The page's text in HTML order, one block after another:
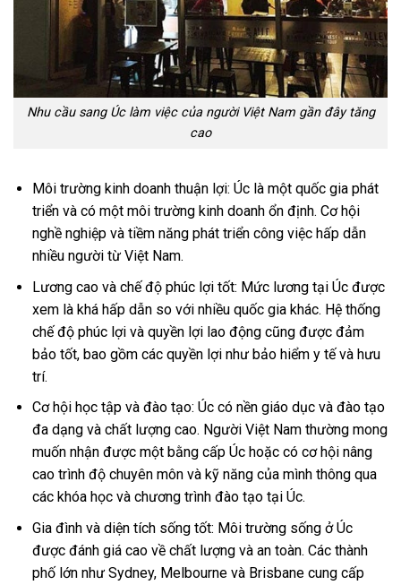
Nhu cầu sang Úc làm việc của người Việt Nam gần đây tăng
cao
Môi trường kinh doanh thuận lợi: Úc là một quốc gia phát
triển và có một môi trường kinh doanh ổn định. Cơ hội
nghề nghiệp và tiềm năng phát triển công việc hấp dẫn
nhiều người từ Việt Nam.
Lương cao và chế độ phúc lợi tốt: Mức lương tại Úc được
xem là khá hấp dẫn so với nhiều quốc gia khác. Hệ thống
chế độ phúc lợi và quyền lợi lao động cũng được đảm
bảo tốt, bao gồm các quyền lợi như bảo hiểm y tế và hưu
trí.
Cơ hội học tập và đào tạo: Úc có nền giáo dục và đào tạo
đa dạng và chất lượng cao. Người Việt Nam thường mong
muốn nhận được một bằng cấp Úc hoặc có cơ hội nâng
cao trình độ chuyên môn và kỹ năng của mình thông qua
các khóa học và chương trình đào tạo tại Úc.
Gia đình và diện tích sống tốt: Môi trường sống ở Úc
được đánh giá cao về chất lượng và an toàn. Các thành
phố lớn như Sydney, Melbourne và Brisbane cung cấp